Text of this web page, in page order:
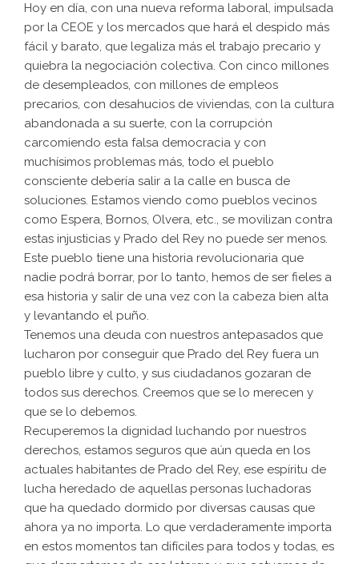
Hoy en día, con una nueva reforma laboral, impulsada
por la CEOE y los mercados que hará el despido más
fácil y barato, que legaliza más el trabajo precario y
quiebra la negociación colectiva. Con cinco millones
de desempleados, con millones de empleos
precarios, con desahucios de viviendas, con la cultura
abandonada a su suerte, con la corrupción
carcomiendo esta falsa democracia y con
muchísimos problemas más, todo el pueblo
consciente debería salir a la calle en busca de
soluciones. Estamos viendo como pueblos vecinos
como Espera, Bornos, Olvera, etc., se movilizan contra
estas injusticias y Prado del Rey no puede ser menos.
Este pueblo tiene una historia revolucionaria que
nadie podrá borrar, por lo tanto, hemos de ser fieles a
esa historia y salir de una vez con la cabeza bien alta
y levantando el puño.
Tenemos una deuda con nuestros antepasados que
lucharon por conseguir que Prado del Rey fuera un
pueblo libre y culto, y sus ciudadanos gozaran de
todos sus derechos. Creemos que se lo merecen y
que se lo debemos.
Recuperemos la dignidad luchando por nuestros
derechos, estamos seguros que aún queda en los
actuales habitantes de Prado del Rey, ese espíritu de
lucha heredado de aquellas personas luchadoras
que ha quedado dormido por diversas causas que
ahora ya no importa. Lo que verdaderamente importa
en estos momentos tan difíciles para todos y todas, es